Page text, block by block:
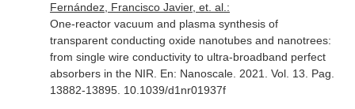
Fernández, Francisco Javier, et. al.:
One-reactor vacuum and plasma synthesis of
transparent conducting oxide nanotubes and nanotrees:
from single wire conductivity to ultra-broadband perfect
absorbers in the NIR. En: Nanoscale. 2021. Vol. 13. Pag.
13882-13895. 10.1039/d1nr01937f